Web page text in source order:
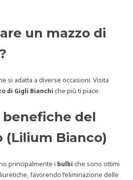
un mazzo di
si adatta a diverse occasioni. Visita
di Gigli Bianchi che più ti piace.
del
(Lilium Bianco)
principalmente i bulbi che sono ottimi
favorendo l’eliminazione delle